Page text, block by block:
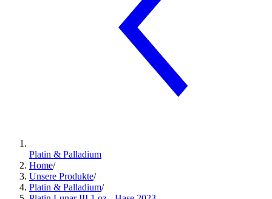
Platin & Palladium
Home/
Unsere Produkte/
Platin & Palladium/